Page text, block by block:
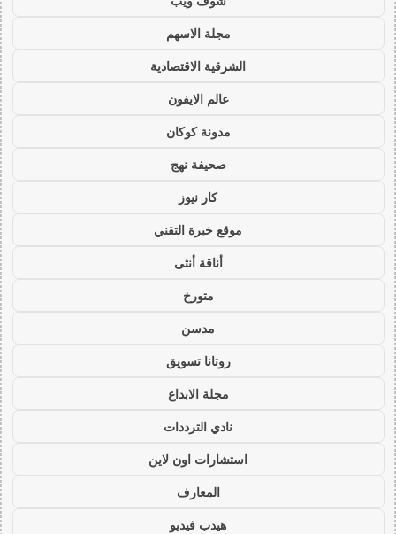
مجلة الاسهم
الشرقية الاقتصادية
عالم الايفون
مدونة كوكان
صحيفة نهج
كار نيوز
موقع خبرة التقني
أناقة أنثى
متورخ
مدسن
روتانا تسويق
مجلة الابداع
نادي الترددات
استشارات اون لاين
المعارف
هيدب فيديو